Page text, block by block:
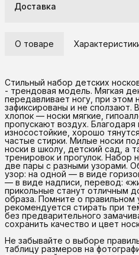
Доставка
О товаре
Стильный набор детских
- трендовая модель. Мягкая
передавливает ногу, при этом
зафиксированы и не сползают.
хлопок — носки мягкие,
пропускают воздух. Благодаря
износостойкие, хорошо
частые стирки. Милые носки
носки в школу, детский сад, а
тренировок и прогулок. Набор
две пары с разными узорами.
узор: на одной — в виде
— в виде надписи, перевод:
прикольные станут отличным
образа. Помните о правильном
рекомендуется стирать при
без предварительного
сохранить качество и цвет
Не забывайте о выборе
таблицу размеров на